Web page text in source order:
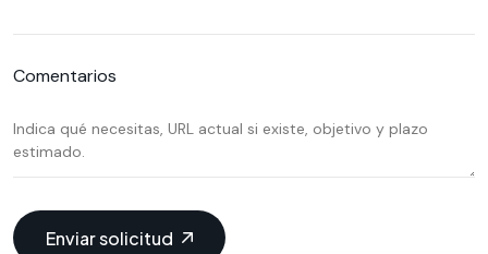
Comentarios
Enviar solicitud